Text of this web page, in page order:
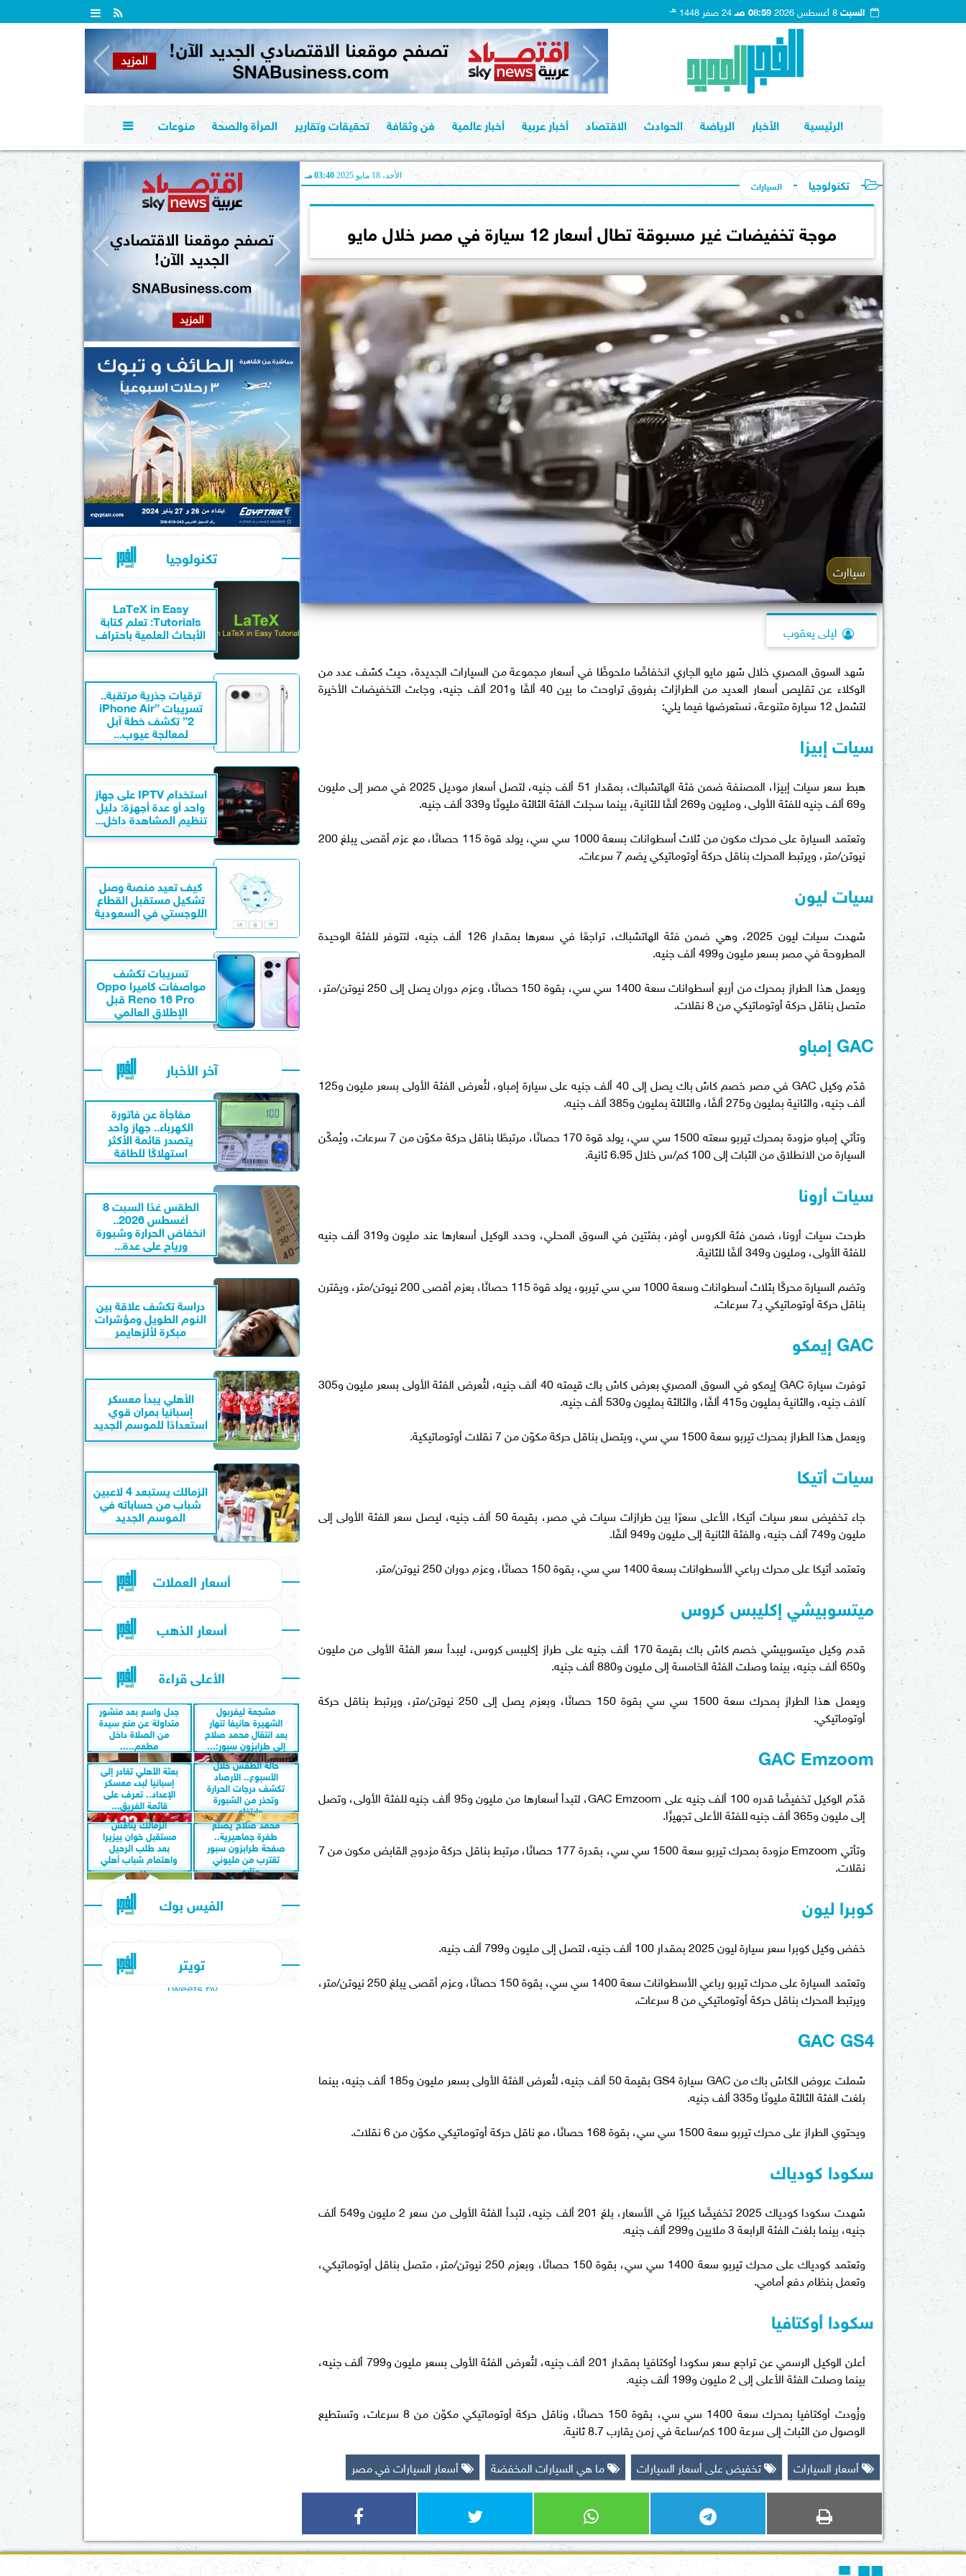
السبت8 أغسطس 2026 08:59 صـ 24 صفر 1448 هـ
الرئيسية الأخبار الرياضة الحوادث الاقتصاد أخبار عربية أخبار عالمية فن وثقافة تحقيقات وتقارير المرأة والصحة منوعات 
تكنولوجيا السيارات
الأحد، 18 مايو 2025 03:40 مـ
موجة تخفيضات غير مسبوقة تطال أسعار 12 سيارة في مصر خلال مايو
سياارت
ليلى يعقوب
شهد السوق المصري خلال شهر مايو الجاري انخفاضًا ملحوظًا في أسعار مجموعة من السيارات الجديدة، حيث كشف عدد من
الوكلاء عن تقليص أسعار العديد من الطرازات بفروق تراوحت ما بين 40 ألفًا و201 ألف جنيه، وجاءت التخفيضات الأخيرة
لتشمل 12 سيارة متنوعة، نستعرضها فيما يلي:
سيات إبيزا
هبط سعر سيات إبيزا، المصنفة ضمن فئة الهاتشباك، بمقدار 51 ألف جنيه، لتصل أسعار موديل 2025 في مصر إلى مليون
و69 ألف جنيه للفئة الأولى، ومليون و269 ألفًا للثانية، بينما سجلت الفئة الثالثة مليونًا و339 ألف جنيه.
وتعتمد السيارة على محرك مكون من ثلاث أسطوانات بسعة 1000 سي سي، يولد قوة 115 حصانًا، مع عزم أقصى يبلغ 200
نيوتن/متر، ويرتبط المحرك بناقل حركة أوتوماتيكي يضم 7 سرعات.
سيات ليون
شهدت سيات ليون 2025، وهي ضمن فئة الهاتشباك، تراجعًا في سعرها بمقدار 126 ألف جنيه، لتتوفر للفئة الوحيدة
المطروحة في مصر بسعر مليون و499 ألف جنيه.
ويعمل هذا الطراز بمحرك من أربع أسطوانات سعة 1400 سي سي، بقوة 150 حصانًا، وعزم دوران يصل إلى 250 نيوتن/متر،
متصل بناقل حركة أوتوماتيكي من 8 نقلات.
GAC إمباو
قدّم وكيل GAC في مصر خصم كاش باك يصل إلى 40 ألف جنيه على سيارة إمباو، لتُعرض الفئة الأولى بسعر مليون و125
ألف جنيه، والثانية بمليون و275 ألفًا، والثالثة بمليون و385 ألف جنيه.
وتأتي إمباو مزودة بمحرك تيربو سعته 1500 سي سي، يولد قوة 170 حصانًا، مرتبطًا بناقل حركة مكوّن من 7 سرعات، ويُمكّن
السيارة من الانطلاق من الثبات إلى 100 كم/س خلال 6.95 ثانية.
سيات أرونا
طرحت سيات أرونا، ضمن فئة الكروس أوفر، بفئتين في السوق المحلي، وحدد الوكيل أسعارها عند مليون و319 ألف جنيه
للفئة الأولى، ومليون و349 ألفًا للثانية.
وتضم السيارة محركًا بثلاث أسطوانات وسعة 1000 سي سي تيربو، يولد قوة 115 حصانًا، بعزم أقصى 200 نيوتن/متر، ويقترن
بناقل حركة أوتوماتيكي بـ7 سرعات.
GAC إيمكو
توفرت سيارة GAC إيمكو في السوق المصري بعرض كاش باك قيمته 40 ألف جنيه، لتُعرض الفئة الأولى بسعر مليون و305
آلاف جنيه، والثانية بمليون و415 ألفًا، والثالثة بمليون و530 ألف جنيه.
ويعمل هذا الطراز بمحرك تيربو سعة 1500 سي سي، ويتصل بناقل حركة مكوّن من 7 نقلات أوتوماتيكية.
سيات أتيكا
جاء تخفيض سعر سيات أتيكا، الأعلى سعرًا بين طرازات سيات في مصر، بقيمة 50 ألف جنيه، ليصل سعر الفئة الأولى إلى
مليون و749 ألف جنيه، والفئة الثانية إلى مليون و949 ألفًا.
وتعتمد أتيكا على محرك رباعي الأسطوانات بسعة 1400 سي سي، بقوة 150 حصانًا، وعزم دوران 250 نيوتن/متر.
ميتسوبيشي إكليبس كروس
قدم وكيل ميتسوبيشي خصم كاش باك بقيمة 170 ألف جنيه على طراز إكليبس كروس، ليبدأ سعر الفئة الأولى من مليون
و650 ألف جنيه، بينما وصلت الفئة الخامسة إلى مليون و880 ألف جنيه.
ويعمل هذا الطراز بمحرك سعة 1500 سي سي بقوة 150 حصانًا، وبعزم يصل إلى 250 نيوتن/متر، ويرتبط بناقل حركة
أوتوماتيكي.
GAC Emzoom
قدّم الوكيل تخفيضًا قدره 100 ألف جنيه على GAC Emzoom، لتبدأ أسعارها من مليون و95 ألف جنيه للفئة الأولى، وتصل
إلى مليون و365 ألف جنيه للفئة الأعلى تجهيزًا.
وتأتي Emzoom مزودة بمحرك تيربو سعة 1500 سي سي، بقدرة 177 حصانًا، مرتبط بناقل حركة مزدوج القابض مكون من 7
نقلات.
كوبرا ليون
خفض وكيل كوبرا سعر سيارة ليون 2025 بمقدار 100 ألف جنيه، لتصل إلى مليون و799 ألف جنيه.
وتعتمد السيارة على محرك تيربو رباعي الأسطوانات سعة 1400 سي سي، بقوة 150 حصانًا، وعزم أقصى يبلغ 250 نيوتن/متر،
ويرتبط المحرك بناقل حركة أوتوماتيكي من 8 سرعات.
GAC GS4
شملت عروض الكاش باك من GAC سيارة GS4 بقيمة 50 ألف جنيه، لتُعرض الفئة الأولى بسعر مليون و185 ألف جنيه، بينما
بلغت الفئة الثالثة مليونًا و335 ألف جنيه.
ويحتوي الطراز على محرك تيربو سعة 1500 سي سي، بقوة 168 حصانًا، مع ناقل حركة أوتوماتيكي مكوّن من 6 نقلات.
سكودا كودياك
شهدت سكودا كودياك 2025 تخفيضًا كبيرًا في الأسعار، بلغ 201 ألف جنيه، لتبدأ الفئة الأولى من سعر 2 مليون و549 ألف
جنيه، بينما بلغت الفئة الرابعة 3 ملايين و299 ألف جنيه.
وتعتمد كودياك على محرك تيربو سعة 1400 سي سي، بقوة 150 حصانًا، وبعزم 250 نيوتن/متر، متصل بناقل أوتوماتيكي،
وتعمل بنظام دفع أمامي.
سكودا أوكتافيا
أعلن الوكيل الرسمي عن تراجع سعر سكودا أوكتافيا بمقدار 201 ألف جنيه، لتُعرض الفئة الأولى بسعر مليون و799 ألف جنيه،
بينما وصلت الفئة الأعلى إلى 2 مليون و199 ألف جنيه.
وزُودت أوكتافيا بمحرك سعة 1400 سي سي، بقوة 150 حصانًا، وناقل حركة أوتوماتيكي مكوّن من 8 سرعات، وتستطيع
الوصول من الثبات إلى سرعة 100 كم/ساعة في زمن يقارب 8.7 ثانية.
أسعار السيارات
تخفيض على أسعار السيارات ما هي السيارات المخفضة أسعار السيارات في مصر
تكنولوجيا
LaTeX in Easy
Tutorials: تعلم كتابة
الأبحاث العلمية باحتراف
ترقيات جذرية مرتقبة..
تسريبات ”iPhone Air
2” تكشف خطة آبل
لمعالجة عيوب...
استخدام IPTV على جهاز
واحد أو عدة أجهزة: دليل
تنظيم المشاهدة داخل...
كيف تعيد منصة وصل
تشكيل مستقبل القطاع
اللوجستي في السعودية
تسريبات تكشف
مواصفات كاميرا Oppo
Reno 16 Pro قبل
الإطلاق العالمي
آخر الأخبار
مفاجأة عن فاتورة
الكهرباء.. جهاز واحد
يتصدر قائمة الأكثر
استهلاكًا للطاقة
الطقس غدًا السبت 8
أغسطس 2026..
انخفاض الحرارة وشبورة
ورياح على عدة...
دراسة تكشف علاقة بين
النوم الطويل ومؤشرات
مبكرة لألزهايمر
الأهلي يبدأ معسكر
إسبانيا بمران قوي
استعدادًا للموسم الجديد
الزمالك يستبعد 4 لاعبين
شباب من حساباته في
الموسم الجديد
أسعار العملات
أسعار الذهب
الأعلى قراءة
مشجعة ليفربول
الشهيرة هانيفا تنهار
بعد انتقال محمد صلاح
إلى طرابزون سبور:...
جدل واسع بعد منشور
متداولة عن منع سيدة
من الصلاة داخل
مطعم.....
حالة الطقس خلال
الأسبوع.. الأرصاد
تكشف درجات الحرارة
وتحذر من الشبورة
وارتفاع...
بعثة الأهلي تغادر إلى
إسبانيا لبدء معسكر
الإعداد.. تعرف على
قائمة الفريق...
محمد صلاح يصنع
طفرة جماهيرية..
صفحة طرابزون سبور
تقترب من مليوني
متابع...
الزمالك يناقش
مستقبل خوان بيزيرا
بعد طلب الرحيل
واهتمام شباب أهلي
دبي
الفيس بوك
تويتر
Tweets by